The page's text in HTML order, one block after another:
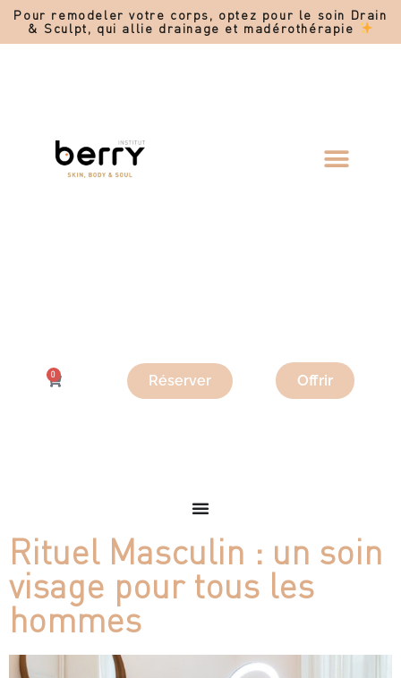
Pour remodeler votre corps, optez pour le soin Drain
& Sculpt, qui allie drainage et madérothérapie
0 Réserver Offrir
Rituel Masculin : un soin
visage pour tous les
hommes